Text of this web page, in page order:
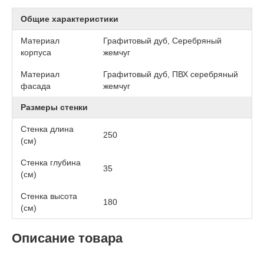
Общие характеристики
Материал
корпуса
Графитовый дуб, Серебряный
жемчуг
Материал
фасада
Графитовый дуб, ПВХ серебряный
жемчуг
Размеры стенки
Стенка длина
(см)
250
Стенка глубина
(см)
35
Стенка высота
(см)
180
Описание товара